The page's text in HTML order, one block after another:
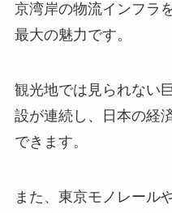
京湾岸の物流インフラ
最大の魅力です。
観光地では見られない
設が連続し、日本の経
できます。
また、東京モノレール